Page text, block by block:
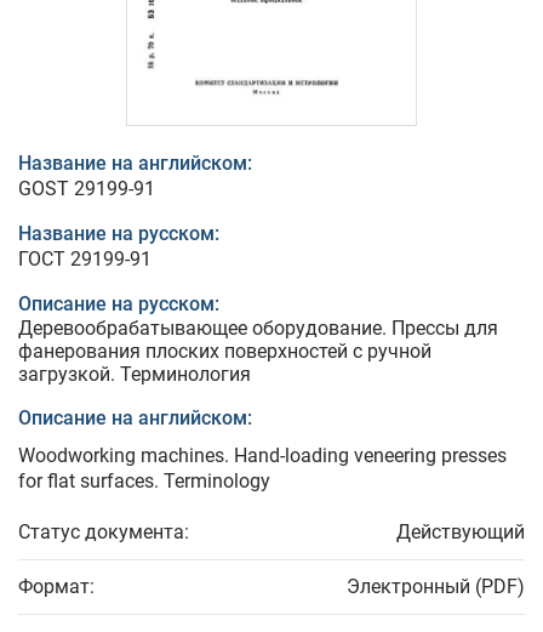
Название на английском:
GOST 29199-91
Название на русском:
ГОСТ 29199-91
Описание на русском:
Деревообрабатывающее оборудование. Прессы для
фанерования плоских поверхностей с ручной
загрузкой. Терминология
Описание на английском:
Woodworking machines. Hand-loading veneering presses
for flat surfaces. Terminology
Статус документа: Действующий
Формат: Электронный (PDF)